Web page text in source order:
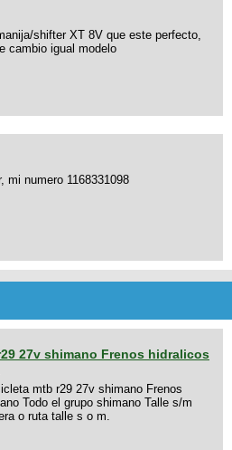
shifter XT 8V que este perfecto,
cambio igual modelo
mi numero 1168331098
27v shimano Frenos hidralicos
mtb r29 27v shimano Frenos
Todo el grupo shimano Talle s/m
o ruta talle s o m.